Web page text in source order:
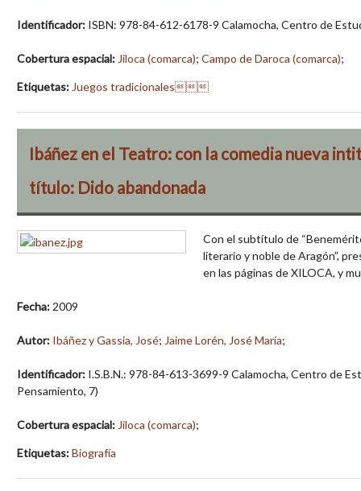
Identificador: ISBN: 978-84-612-6178-9 Calamocha, Centro de
Cobertura espacial: Jiloca (comarca); Campo de Daroca (comarca);
Etiquetas: Juegos tradicionales
Ibáñez en el Teatro: con la comedia nueva
título: Dido abandonada
Con el subtítulo de
literario y noble de Aragón”,
en las páginas de XILOCA, y
Fecha: 2009
Autor: Ibáñez y Gassia, José; Jaime Lorén, José María;
Identificador: I.S.B.N.: 978-84-613-3699-9 Calamocha, Centro de
Pensamiento, 7)
Cobertura espacial: Jiloca (comarca);
Etiquetas:Biografía